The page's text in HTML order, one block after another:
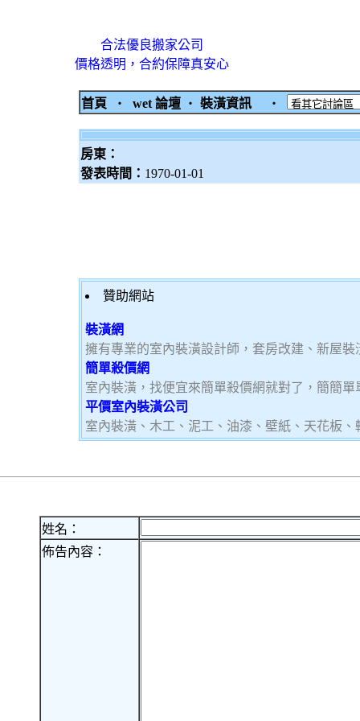
合法優良搬家公司
價格透明，合約保障真安心
首頁 ‧ wet 論壇 ‧ 裝潢資訊 ‧
房東：
發表時間： 1970-01-01
贊助網站
裝潢網
擁有專業的室內裝潢設計師，套房改建、新屋
簡單殺價網
室內裝潢，找便宜來簡單殺價網就對了，簡簡
平價室內裝潢公司
室內裝潢、木工、泥工、油漆、壁紙、天花板、
姓名：
佈告內容：